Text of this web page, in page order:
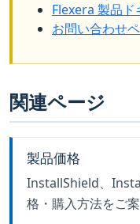
Flexera 製品ド
お問い合わせ
関連ページ
製品価格
InstallShield、
格・購入方法をご案